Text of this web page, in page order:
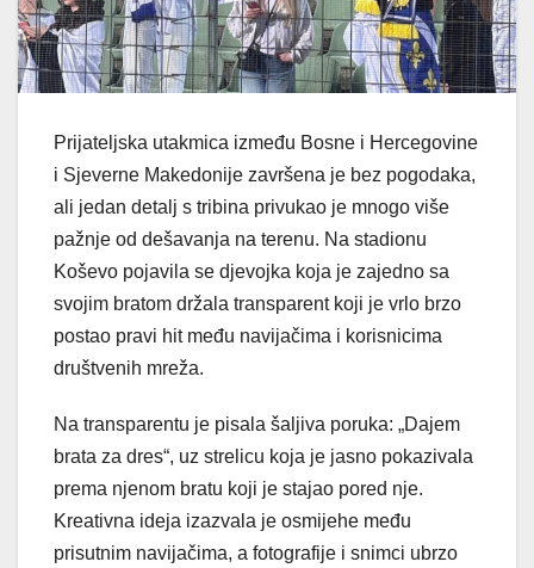
Prijateljska utakmica između Bosne i Hercegovine
i Sjeverne Makedonije završena je bez pogodaka,
ali jedan detalj s tribina privukao je mnogo više
pažnje od dešavanja na terenu. Na stadionu
Koševo pojavila se djevojka koja je zajedno sa
svojim bratom držala transparent koji je vrlo brzo
postao pravi hit među navijačima i korisnicima
društvenih mreža.
Na transparentu je pisala šaljiva poruka: „Dajem
brata za dres“, uz strelicu koja je jasno pokazivala
prema njenom bratu koji je stajao pored nje.
Kreativna ideja izazvala je osmijehe među
prisutnim navijačima, a fotografije i snimci ubrzo